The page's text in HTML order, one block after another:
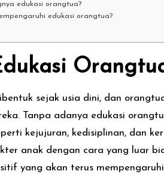
edukasi orangtua?
edukasi orangtua?
sejak usia dini, dan
Tanpa adanya edukasi
kejujuran, kedisiplinan, dan
anak dengan cara yang luar
yang akan terus